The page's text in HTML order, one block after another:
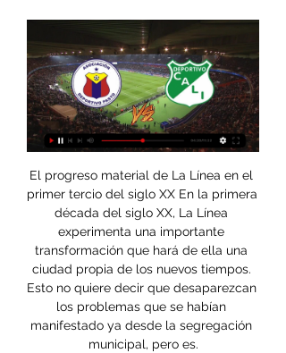
El progreso material de La Línea en el
primer tercio del siglo XX En la primera
década del siglo XX, La Línea
experimenta una importante
transformación que hará de ella una
ciudad propia de los nuevos tiempos.
Esto no quiere decir que desaparezcan
los problemas que se habían
manifestado ya desde la segregación
municipal, pero es.